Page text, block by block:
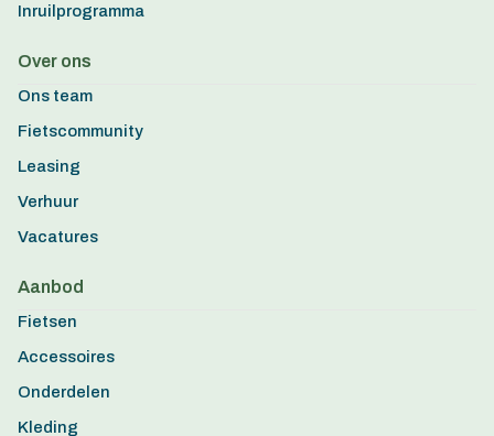
Inruilprogramma
Over ons
Ons team
Fietscommunity
Leasing
Verhuur
Vacatures
Aanbod
Fietsen
Accessoires
Onderdelen
Kleding